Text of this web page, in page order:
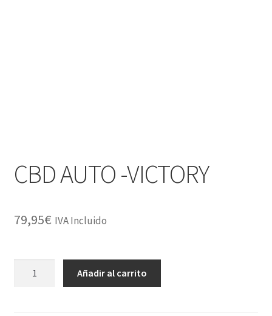
CBD AUTO -VICTORY
79,95€ IVA Incluido
Añadir al carrito